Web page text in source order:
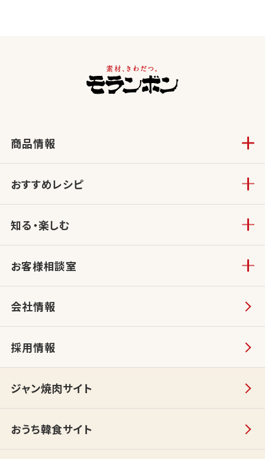
商品情報
おすすめレシピ
知る・楽しむ
お客様相談室
会社情報
採用情報
ジャン焼肉サイト
おうち韓食サイト